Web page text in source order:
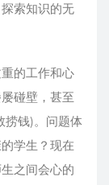
索知识的无
的工作和心
碰壁，甚至
捞钱)。问题体
学生？现在
之间会心的